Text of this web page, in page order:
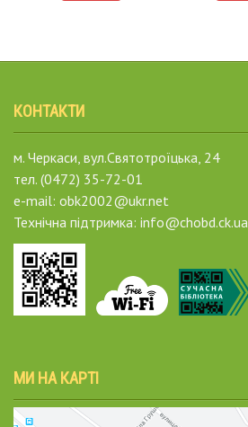
КОНТАКТИ
м. Черкаси, вул.Святотроїцька, 24
тел. (0472) 35-72-01
e-mail: obk2002@ukr.net
Технічна підтримка: info@chobd.ck.ua
МИ НА КАРТІ